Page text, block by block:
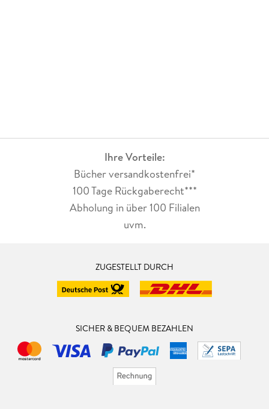
Ihre Vorteile:
Bücher versandkostenfrei*
100 Tage Rückgaberecht***
Abholung in über 100 Filialen
uvm.
ZUGESTELLT DURCH
SICHER & BEQUEM BEZAHLEN